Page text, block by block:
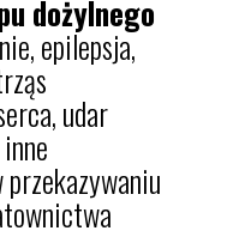
dożylnego
epilepsja,
udar
przekazywaniu